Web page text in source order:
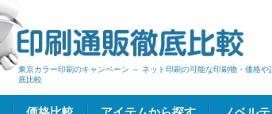
東京カラー印刷のキャンペーン ～ ネット印刷の可能な印刷物・価格や
底比較